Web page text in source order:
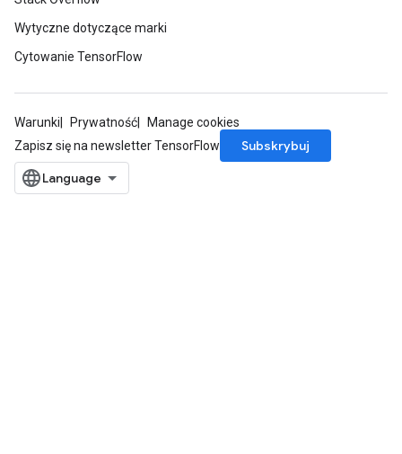
Wytyczne dotyczące marki
Cytowanie TensorFlow
Warunki Prywatność
Manage cookies
Zapisz się na newsletter TensorFlow
Subskrybuj